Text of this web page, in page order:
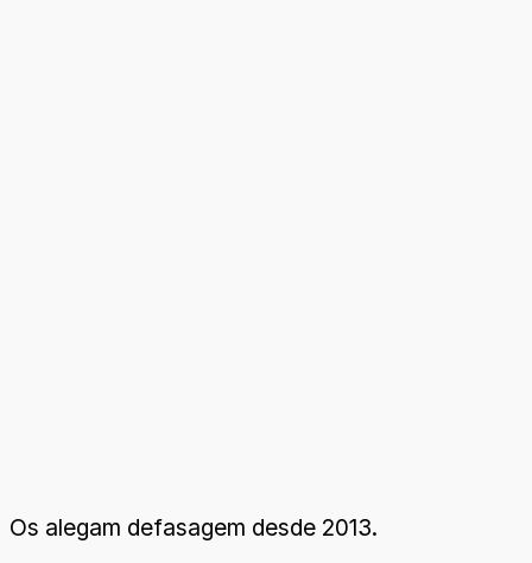
Os alegam defasagem desde 2013.